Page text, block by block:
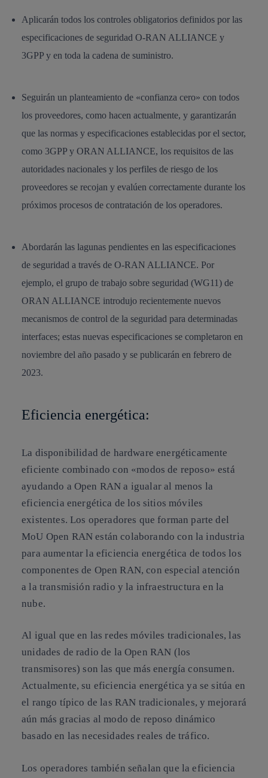
Aplicarán todos los controles obligatorios definidos por las
especificaciones de seguridad O-RAN ALLIANCE y
3GPP y en toda la cadena de suministro.
Seguirán un planteamiento de «confianza cero» con todos
los proveedores, como hacen actualmente, y garantizarán
que las normas y especificaciones establecidas por el sector,
como 3GPP y ORAN ALLIANCE, los requisitos de las
autoridades nacionales y los perfiles de riesgo de los
proveedores se recojan y evalúen correctamente durante los
próximos procesos de contratación de los operadores.
Abordarán las lagunas pendientes en las especificaciones
de seguridad a través de O-RAN ALLIANCE. Por
ejemplo, el grupo de trabajo sobre seguridad (WG11) de
ORAN ALLIANCE introdujo recientemente nuevos
mecanismos de control de la seguridad para determinadas
interfaces; estas nuevas especificaciones se completaron en
noviembre del año pasado y se publicarán en febrero de
2023.
Eficiencia energética:
La disponibilidad de hardware energéticamente
eficiente combinado con «modos de reposo» está
ayudando a Open RAN a igualar al menos la
eficiencia energética de los sitios móviles
existentes. Los operadores que forman parte del
MoU Open RAN están colaborando con la industria
para aumentar la eficiencia energética de todos los
componentes de Open RAN, con especial atención
a la transmisión radio y la infraestructura en la
nube.
Al igual que en las redes móviles tradicionales, las
unidades de radio de la Open RAN (los
transmisores) son las que más energía consumen.
Actualmente, su eficiencia energética ya se sitúa en
el rango típico de las RAN tradicionales, y mejorará
aún más gracias al modo de reposo dinámico
basado en las necesidades reales de tráfico.
Los operadores también señalan que la eficiencia